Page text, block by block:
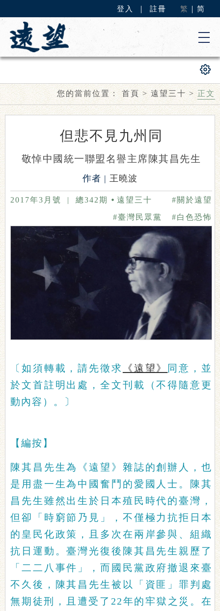
登入 註冊 繁 简
您的當前位置：首頁>遠望三十>正文
但悲不見九州同
敬悼中國統一聯盟名譽主席陳其昌先生
作者 | 王曉波
2017年3月號 | 總342期 遠望三十 #關於遠望
#白色恐怖
#臺灣民眾黨
〔如須轉載，請先徵求 《遠望》
同意，並
於文首註明出處，全文刊載（不得隨意更
動內容）。〕
【編按】
陳其昌先生為《遠望》雜誌的創辦人，也
是用盡一生為中國奮鬥的愛國人士。陳其
昌先生雖然出生於日本殖民時代的臺灣，
但卻「時窮節乃見」，不僅極力抗拒日本
的皇民化政策，且多次在兩岸參與、組織
抗日運動。臺灣光復後陳其昌先生親歷了
「二二八事件」，而國民黨政府撤退來臺
不久後，陳其昌先生被以「資匪」罪判處
無期徒刑，且遭受了22年的牢獄之災。在